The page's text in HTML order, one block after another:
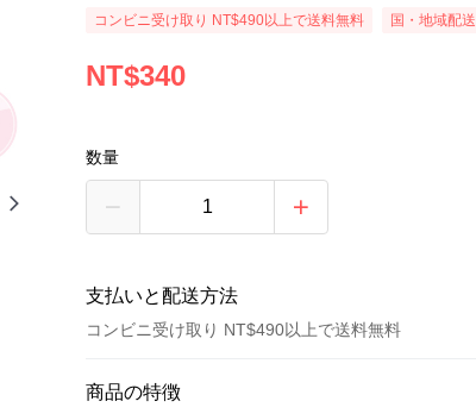
コンビニ受け取り NT$490以上で送料無料 国・地域配送
NT$340
数量
支払いと配送方法
コンビニ受け取り NT$490以上で送料無料
お支払い方法
商品の特徴